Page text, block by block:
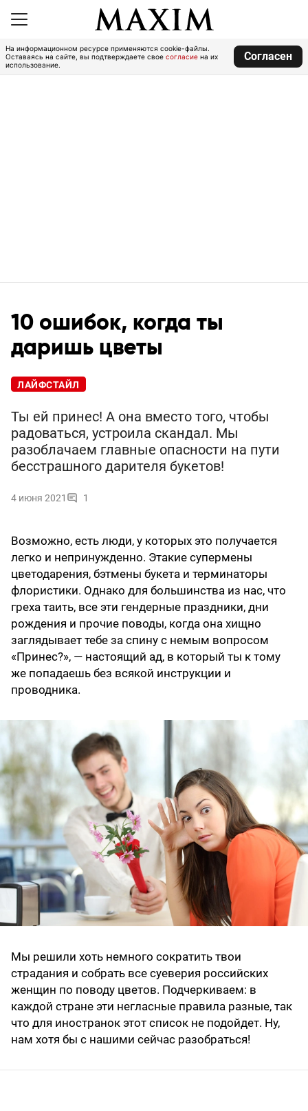
На информационном ресурсе применяются cookie-файлы.
Оставаясь на сайте, вы подтверждаете свое согласие на их
использование.
Согласен
10 ошибок, когда ты
даришь цветы
ЛАЙФСТАЙЛ
Ты ей принес! А она вместо того, чтобы
радоваться, устроила скандал. Мы
разоблачаем главные опасности на пути
бесстрашного дарителя букетов!
4 июня 2021 1
Возможно, есть люди, у которых это получается
легко и непринужденно. Этакие супермены
цветодарения, бэтмены букета и терминаторы
флористики. Однако для большинства из нас, что
греха таить, все эти гендерные праздники, дни
рождения и прочие поводы, когда она хищно
заглядывает тебе за спину с немым вопросом
«Принес?», — настоящий ад, в который ты к тому
же попадаешь без всякой инструкции и
проводника.
Мы решили хоть немного сократить твои
страдания и собрать все суеверия российских
женщин по поводу цветов. Подчеркиваем: в
каждой стране эти негласные правила разные, так
что для иностранок этот список не подойдет. Ну,
нам хотя бы с нашими сейчас разобраться!